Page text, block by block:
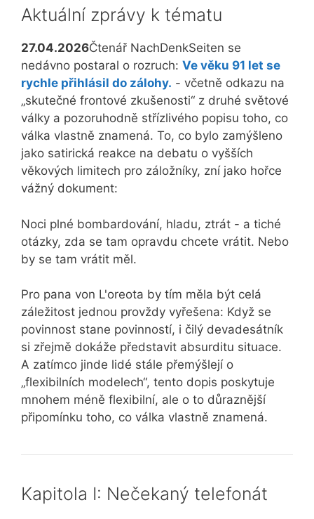
Aktuální zprávy k tématu
27.04.2026Čtenář NachDenkSeiten se
nedávno postaral o rozruch: Ve věku 91 let se
rychle přihlásil do zálohy. - včetně odkazu na
„skutečné frontové zkušenosti“ z druhé světové
války a pozoruhodně střízlivého popisu toho, co
válka vlastně znamená. To, co bylo zamýšleno
jako satirická reakce na debatu o vyšších
věkových limitech pro záložníky, zní jako hořce
vážný dokument:
Noci plné bombardování, hladu, ztrát - a tiché
otázky, zda se tam opravdu chcete vrátit. Nebo
by se tam vrátit měl.
Pro pana von L'oreota by tím měla být celá
záležitost jednou provždy vyřešena: Když se
povinnost stane povinností, i čilý devadesátník
si zřejmě dokáže představit absurditu situace.
A zatímco jinde lidé stále přemýšlejí o
„flexibilních modelech“, tento dopis poskytuje
mnohem méně flexibilní, ale o to důraznější
připomínku toho, co válka vlastně znamená.
Kapitola I: Nečekaný telefonát